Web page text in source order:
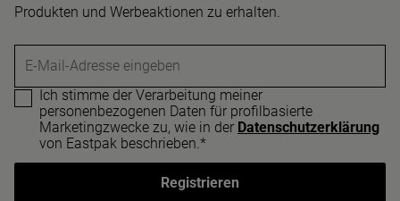
Produkten und Werbeaktionen zu erhalten.
E-Mail-Adresse eingeben
Ich stimme der Verarbeitung meiner
personenbezogenen Daten für profilbasierte
Marketingzwecke zu, wie in der Datenschutzerklärung
von Eastpak beschrieben.*
Registrieren